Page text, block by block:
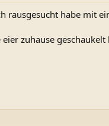
rausgesucht habe mit
zuhause geschaukelt